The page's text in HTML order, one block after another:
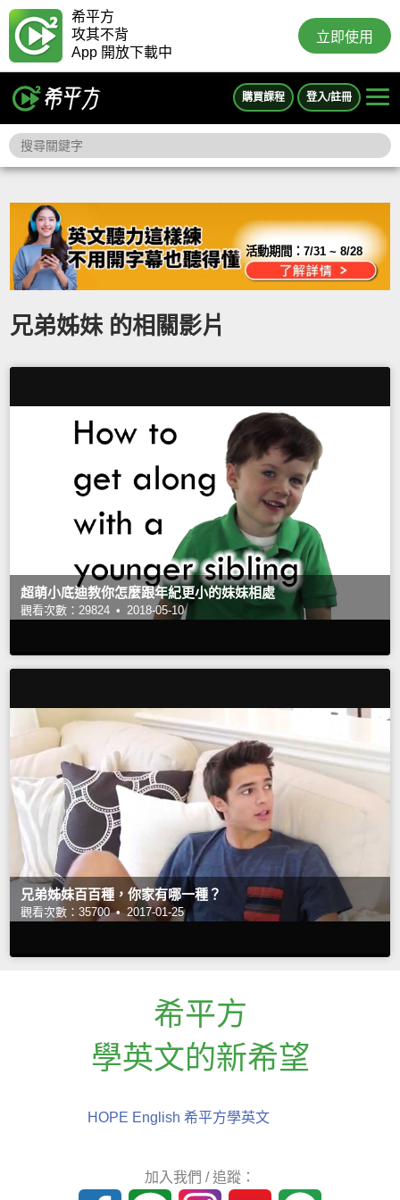
希平方
攻其不背
App 開放下載中
立即使用
購買課程 登入/註冊
活動期間：7/31 ~ 8/28
兄弟姊妹 的相關影片
超萌小底迪教你怎麼跟年紀更小的妹妹相處
觀看次數：29824 • 2018-05-10
兄弟姊妹百百種，你家有哪一種？
觀看次數：35700 • 2017-01-25
希平方
學英文的新希望
HOPE English 希平方學英文
加入我們 / 追蹤：